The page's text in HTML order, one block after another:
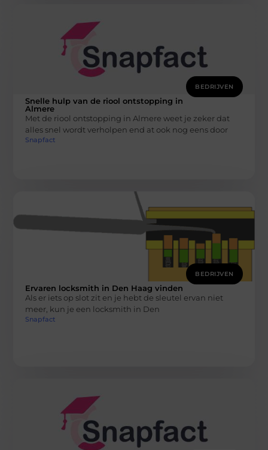
BEDRIJVEN
Snelle hulp van de riool ontstopping in
Almere
Met de riool ontstopping in Almere weet je zeker dat
alles snel wordt verholpen end at ook nog eens door
Snapfact
BEDRIJVEN
Ervaren locksmith in Den Haag vinden
Als er iets op slot zit en je hebt de sleutel ervan niet
meer, kun je een locksmith in Den
Snapfact